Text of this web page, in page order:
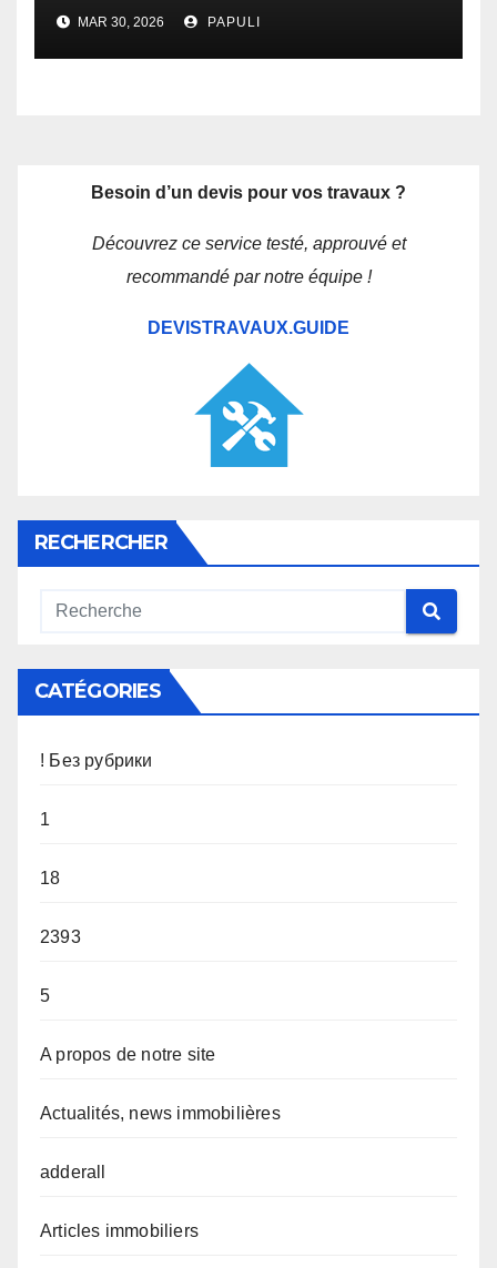
MAR 30, 2026 PAPULI
Besoin d’un devis pour vos travaux ?
Découvrez ce service testé, approuvé et
recommandé par notre équipe !
DEVISTRAVAUX.GUIDE
RECHERCHER
CATÉGORIES
! Без рубрики
1
18
2393
5
A propos de notre site
Actualités, news immobilières
adderall
Articles immobiliers